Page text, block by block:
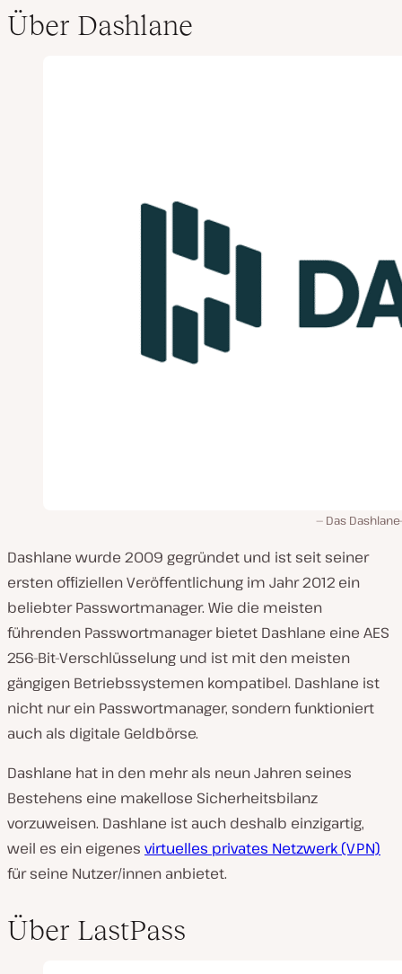
Über Dashlane
Das
Dashlane wurde 2009 gegründet und ist seit seiner
ersten offiziellen Veröffentlichung im Jahr 2012 ein
beliebter Passwortmanager. Wie die meisten
führenden Passwortmanager bietet Dashlane eine AES
256-Bit-Verschlüsselung und ist mit den meisten
gängigen Betriebssystemen kompatibel. Dashlane ist
nicht nur ein Passwortmanager, sondern funktioniert
auch als digitale Geldbörse.
Dashlane hat in den mehr als neun Jahren seines
Bestehens eine makellose Sicherheitsbilanz
vorzuweisen. Dashlane ist auch deshalb einzigartig,
weil es ein eigenes virtuelles privates Netzwerk (VPN)
für seine Nutzer/innen anbietet.
Über LastPass